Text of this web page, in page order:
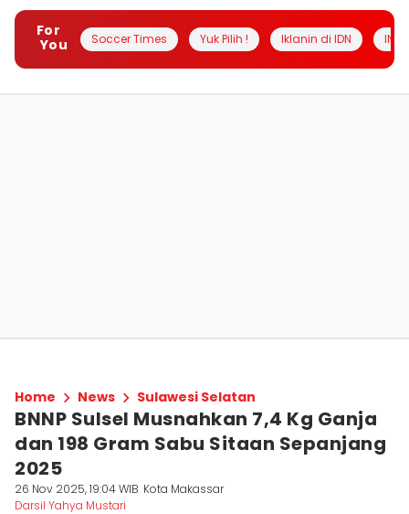
For
You
Soccer Times Yuk Pilih ! Iklanin di IDN
Home News Sulawesi Selatan
BNNP Sulsel Musnahkan 7,4 Kg Ganja
dan 198 Gram Sabu Sitaan Sepanjang
2025
26 Nov 2025, 19:04 WIB Kota Makassar
Darsil Yahya Mustari